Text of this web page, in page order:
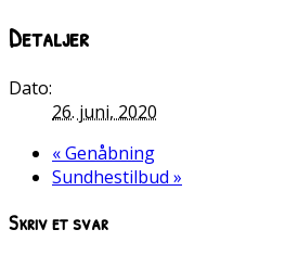
Detaljer
Dato:
26. juni, 2020
«Genåbning
Sundhestilbud »
Skriv et svar